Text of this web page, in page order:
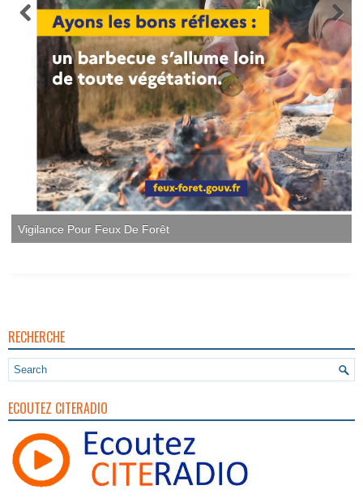
Vigilance Pour Feux De Forêt
RECHERCHE
ECOUTEZ CITERADIO